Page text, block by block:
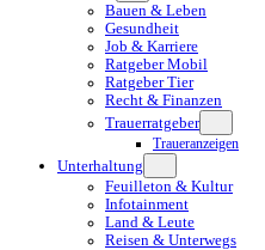
Bauen & Leben
Gesundheit
Job & Karriere
Ratgeber Mobil
Ratgeber Tier
Recht & Finanzen
Trauerratgeber
Traueranzeigen
Unterhaltung
Feuilleton & Kultur
Infotainment
Land & Leute
Reisen & Unterwegs